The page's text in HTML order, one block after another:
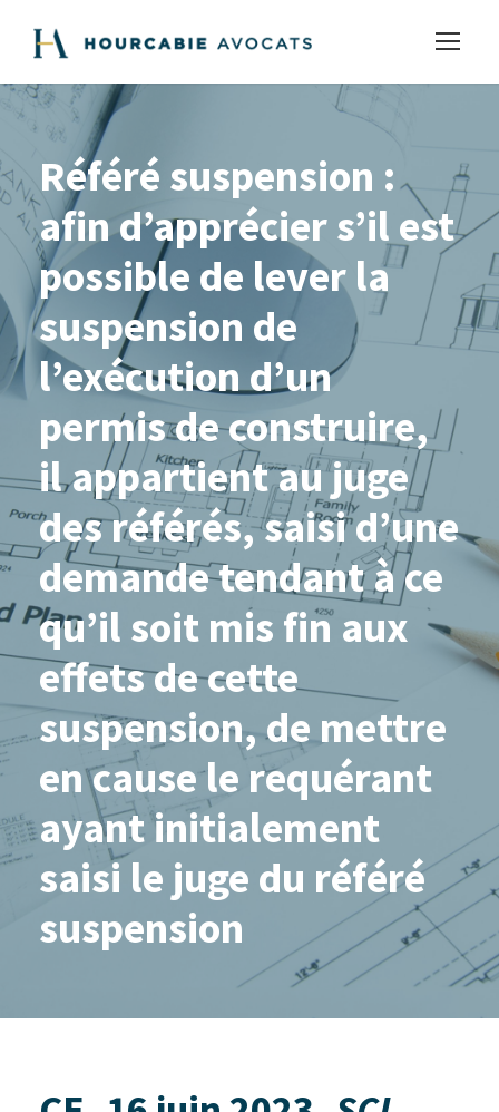
Référé suspension :
afin d’apprécier s’il est
possible de lever la
suspension de
l’exécution d’un
permis de construire,
il appartient au juge
des référés, saisi d’une
demande tendant à ce
qu’il soit mis fin aux
effets de cette
suspension, de mettre
en cause le requérant
ayant initialement
saisi le juge du référé
suspension